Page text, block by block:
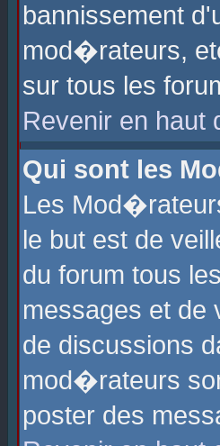
bannissement
mod�rateurs,
sur tous les
Revenir en haut
Qui sont les
Les
le but est de
du forum tous
messages et de
de discussions
mod�rateurs
poster des